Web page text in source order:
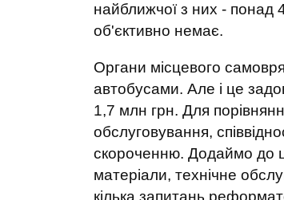
найближчої з них - понад
об'єктивно немає.
Органи місцевого
автобусами. Але і це
1,7 млн грн. Для
обслуговування,
скороченню. Додаймо до
матеріали, технічне
кілька запитань